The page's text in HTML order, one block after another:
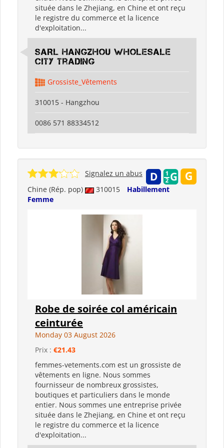
située dans le Zhejiang, en Chine et ont reçu
le registre du commerce et la licence
d'exploitation...
SARL Hangzhou Wholesale
City Trading
Grossiste_Vêtements
310015 - Hangzhou
0086 571 88334512
Chine (Rép. pop) 310015
Habillement
Femme
Signalez un abus
Robe de soirée col américain
ceinturée
Monday 03 August 2026
Prix : €21.43
femmes-vetements.com est un grossiste de
vêtements en ligne. Nous sommes
fournisseur de nombreux grossistes,
boutiques et particuliers dans le monde
entier. Nous sommes une entreprise privée
située dans le Zhejiang, en Chine et ont reçu
le registre du commerce et la licence
d'exploitation...